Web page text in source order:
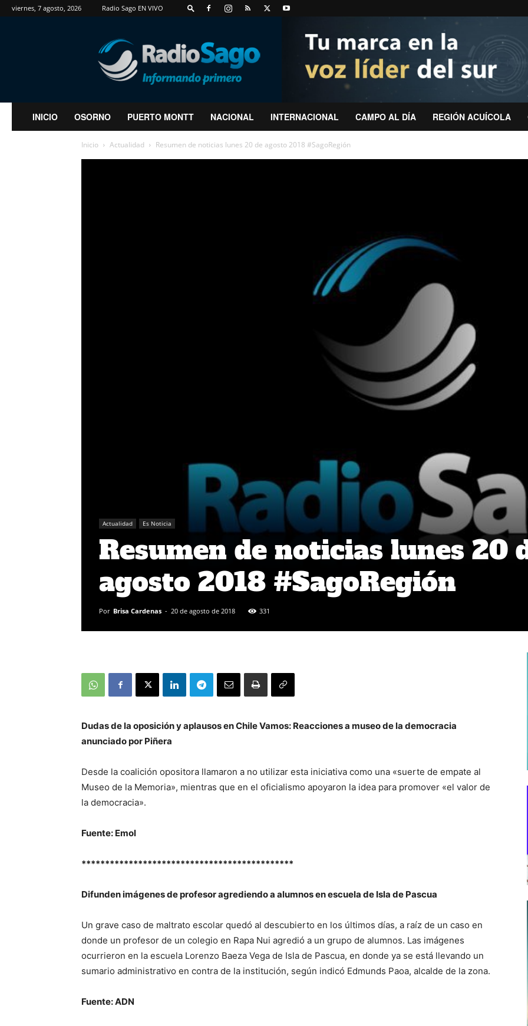
viernes, 7 agosto, 2026 Radio Sago EN VIVO
RadioSago
INICIO OSORNO PUERTO MONTT NACIONAL INTERNACIONAL CAMPO AL DÍA REGIÓN ACUÍCOLA
Inicio Actualidad Resumen de noticias lunes 20 de agosto 2018 #SagoRegión
Actualidad Es Noticia
Resumen de noticias lunes 20
agosto 2018 #SagoRegión
Por Brisa Cardenas - 20 de agosto de 2018 331
Dudas de la oposición y aplausos en Chile Vamos: Reacciones a museo de la democracia
anunciado por Piñera
Desde la coalición opositora llamaron a no utilizar esta iniciativa como una «suerte de empate al
Museo de la Memoria», mientras que en el oficialismo apoyaron la idea para promover «el valor de
la democracia».
Fuente: Emol
*********************************************
Difunden imágenes de profesor agrediendo a alumnos en escuela de Isla de Pascua
Un grave caso de maltrato escolar quedó al descubierto en los últimos días, a raíz de un caso en
donde un profesor de un colegio en Rapa Nui agredió a un grupo de alumnos. Las imágenes
ocurrieron en la escuela Lorenzo Baeza Vega de Isla de Pascua, en donde ya se está llevando un
sumario administrativo en contra de la institución, según indicó Edmunds Paoa, alcalde de la zona.
Fuente: ADN